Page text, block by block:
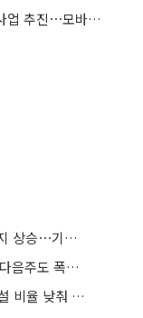
용산구, 어르신 스포츠시설 이용료 지원사업 추진⋯모바일 상품권 10만 원 지급
탄소 감축 없으면 여름 온열지수 33도까지 상승⋯기상청, 2100년 미래전망
기약 없는 '극한더위' 당분간 계속된다⋯다음주도 폭염·열대야 지속
김용범 만난 오세훈 "준공업지역 산업시설 비율 낮춰 공급 늘려야"